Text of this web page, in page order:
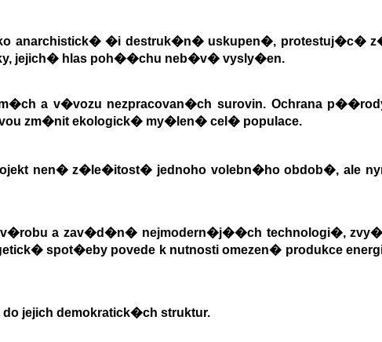
anarchistick� �i destruk�n� uskupen�, protestuj�c�
jejich� hlas poh��chu neb�v� vysly�en.
a v�vozu nezpracovan�ch surovin. Ochrana
zm�nit ekologick� my�len� cel� populace.
nen� z�le�itost� jednoho volebn�ho obdob�, ale
a zav�d�n� nejmodern�j��ch technologi�,
spot�eby povede k nutnosti omezen� produkce
jejich demokratick�ch struktur.